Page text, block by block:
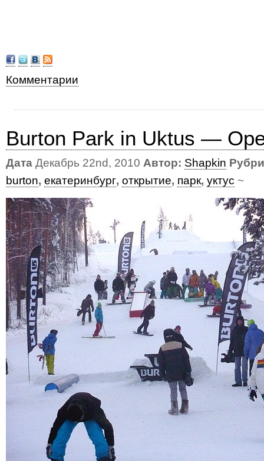
Комментарии
Burton Park in Uktus —
Дата Декабрь 22nd, 2010 Автор: Shapkin
burton, екатеринбург, открытие, парк, уктус ~